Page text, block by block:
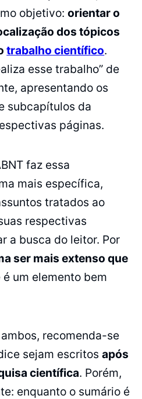
objetivo:orientar o
dos tópicos
trabalho científico.
esse trabalho” de
apresentando os
subcapítulos da
páginas.
faz essa
mais específica,
tratados ao
respectivas
a busca do leitor. Por
ser mais extenso que
é um elemento bem
recomenda-se
sejam escritosapós
científica. Porém,
enquanto o sumário é